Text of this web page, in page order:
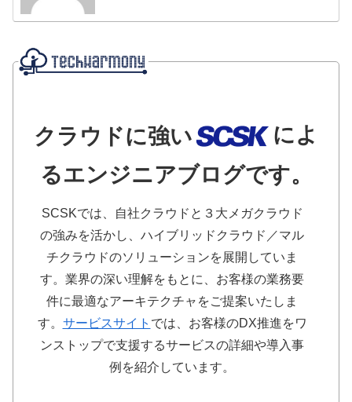
クラウドに強い
によ
るエンジニアブログです。
SCSKでは、自社クラウドと３大メガクラウド
の強みを活かし、ハイブリッドクラウド／マル
チクラウドのソリューションを展開していま
す。業界の深い理解をもとに、お客様の業務要
件に最適なアーキテクチャをご提案いたしま
す。 サービスサイト では、お客様のDX推進をワ
ンストップで支援するサービスの詳細や導入事
例を紹介しています。